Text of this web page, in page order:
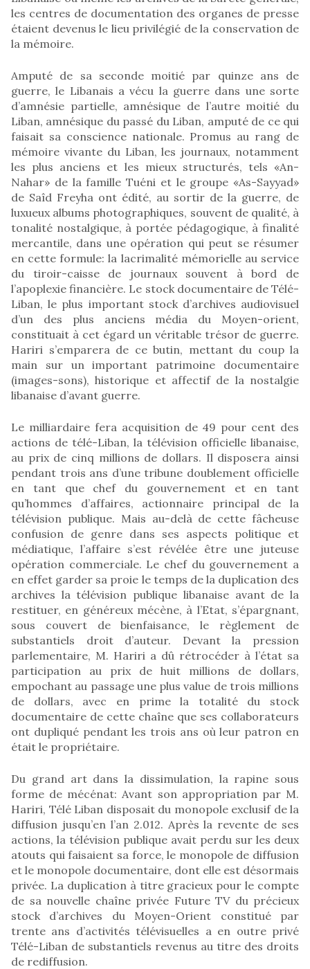
les centres de documentation des organes de presse
étaient devenus le lieu privilégié de la conservation de
la mémoire.
Amputé de sa seconde moitié par quinze ans de
guerre, le Libanais a vécu la guerre dans une sorte
d’amnésie partielle, amnésique de l’autre moitié du
Liban, amnésique du passé du Liban, amputé de ce qui
faisait sa conscience nationale. Promus au rang de
mémoire vivante du Liban, les journaux, notamment
les plus anciens et les mieux structurés, tels «An-
Nahar» de la famille Tuéni et le groupe «As-Sayyad»
de Saîd Freyha ont édité, au sortir de la guerre, de
luxueux albums photographiques, souvent de qualité, à
tonalité nostalgique, à portée pédagogique, à finalité
mercantile, dans une opération qui peut se résumer
en cette formule: la lacrimalité mémorielle au service
du tiroir-caisse de journaux souvent à bord de
l’apoplexie financière. Le stock documentaire de Télé-
Liban, le plus important stock d’archives audiovisuel
d’un des plus anciens média du Moyen-orient,
constituait à cet égard un véritable trésor de guerre.
Hariri s’emparera de ce butin, mettant du coup la
main sur un important patrimoine documentaire
(images-sons), historique et affectif de la nostalgie
libanaise d’avant guerre.
Le milliardaire fera acquisition de 49 pour cent des
actions de télé-Liban, la télévision officielle libanaise,
au prix de cinq millions de dollars. Il disposera ainsi
pendant trois ans d’une tribune doublement officielle
en tant que chef du gouvernement et en tant
qu’hommes d’affaires, actionnaire principal de la
télévision publique. Mais au-delà de cette fâcheuse
confusion de genre dans ses aspects politique et
médiatique, l’affaire s’est révélée être une juteuse
opération commerciale. Le chef du gouvernement a
en effet garder sa proie le temps de la duplication des
archives la télévision publique libanaise avant de la
restituer, en généreux mécène, à l’Etat, s’épargnant,
sous couvert de bienfaisance, le règlement de
substantiels droit d’auteur. Devant la pression
parlementaire, M. Hariri a dû rétrocéder à l’état sa
participation au prix de huit millions de dollars,
empochant au passage une plus value de trois millions
de dollars, avec en prime la totalité du stock
documentaire de cette chaîne que ses collaborateurs
ont dupliqué pendant les trois ans où leur patron en
était le propriétaire.
Du grand art dans la dissimulation, la rapine sous
forme de mécénat: Avant son appropriation par M.
Hariri, Télé Liban disposait du monopole exclusif de la
diffusion jusqu’en l’an 2.012. Après la revente de ses
actions, la télévision publique avait perdu sur les deux
atouts qui faisaient sa force, le monopole de diffusion
et le monopole documentaire, dont elle est désormais
privée. La duplication à titre gracieux pour le compte
de sa nouvelle chaîne privée Future TV du précieux
stock d’archives du Moyen-Orient constitué par
trente ans d’activités télévisuelles a en outre privé
Télé-Liban de substantiels revenus au titre des droits
de rediffusion.